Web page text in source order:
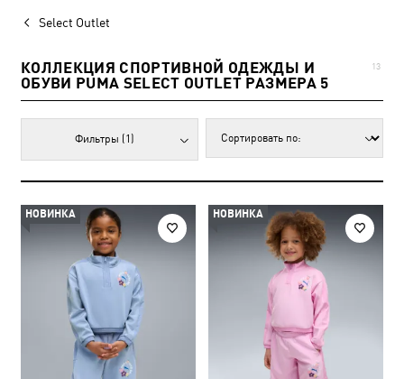
Select Outlet
КОЛЛЕКЦИЯ СПОРТИВНОЙ ОДЕЖДЫ И
ОБУВИ PUMA SELECT OUTLET РАЗМЕРА 5
13
Фильтры (1)
НОВИНКА НОВИНКА